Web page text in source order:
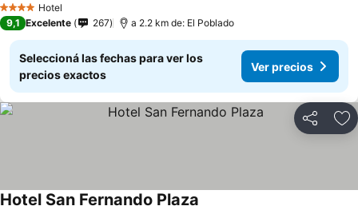
4 EstrellasHotel
9,1 Excelente 267 a 2.2 km de: El Poblado
Seleccioná las fechas para ver los
precios exactos
Ver precios
Compartir
Hotel San Fernando Plaza